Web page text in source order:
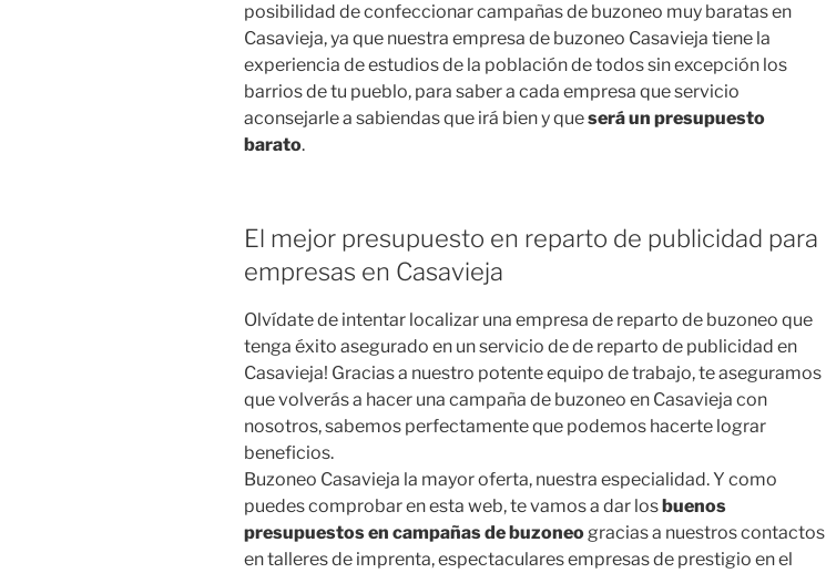
posibilidad de confeccionar campañas de buzoneo muy baratas en
Casavieja, ya que nuestra empresa de buzoneo Casavieja tiene la
experiencia de estudios de la población de todos sin excepción los
barrios de tu pueblo, para saber a cada empresa que servicio
aconsejarle a sabiendas que irá bien y queserá un presupuesto
barato.
El mejor presupuesto en reparto de publicidad para
empresas en Casavieja
Olvídate de intentar localizar una empresa de reparto de buzoneo que
tenga éxito asegurado en un servicio de de reparto de publicidad en
Casavieja! Gracias a nuestro potente equipo de trabajo, te aseguramos
que volverás a hacer una campaña de buzoneo en Casavieja con
nosotros, sabemos perfectamente que podemos hacerte lograr
beneficios.
Buzoneo Casavieja la mayor oferta, nuestra especialidad. Y como
puedes comprobar en esta web, te vamos a dar losbuenos
presupuestos en campañas de buzoneo gracias a nuestros contactos
en talleres de imprenta, espectaculares empresas de prestigio en el